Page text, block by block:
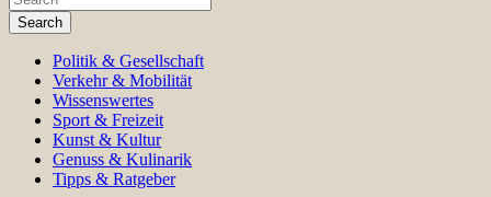
Search
Politik & Gesellschaft
Verkehr & Mobilität
Wissenswertes
Sport & Freizeit
Kunst & Kultur
Genuss & Kulinarik
Tipps & Ratgeber